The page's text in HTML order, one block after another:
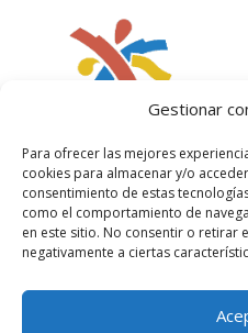
Gestionar
Para ofrecer las mejores
cookies para almacenar y/o
consentimiento de estas
como el comportamiento de
en este sitio. No consentir o retirar
negativamente a ciertas
Política de privacidad